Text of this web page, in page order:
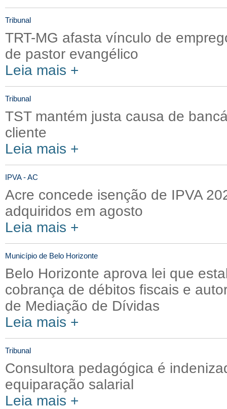
Tribunal
TRT-MG afasta vínculo de
de pastor evangélico
Leia mais +
Tribunal
TST mantém justa causa de
cliente
Leia mais +
IPVA - AC
Acre concede isenção de IPVA
adquiridos em agosto
Leia mais +
Município de Belo Horizonte
Belo Horizonte aprova lei que
cobrança de débitos fiscais e
de Mediação de Dívidas
Leia mais +
Tribunal
Consultora pedagógica é
equiparação salarial
Leia mais +